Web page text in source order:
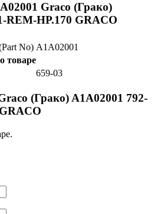
Graco (Грако)
REM-HP.170 GRACO
No) A1A02001
товаре
659-03
(Грако) A1A02001 792-